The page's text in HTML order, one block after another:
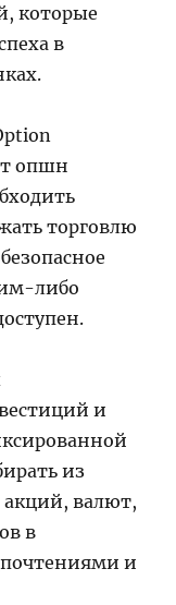
которые
в
опшн
торговлю
либо
и
из
акций, валют,
в
и